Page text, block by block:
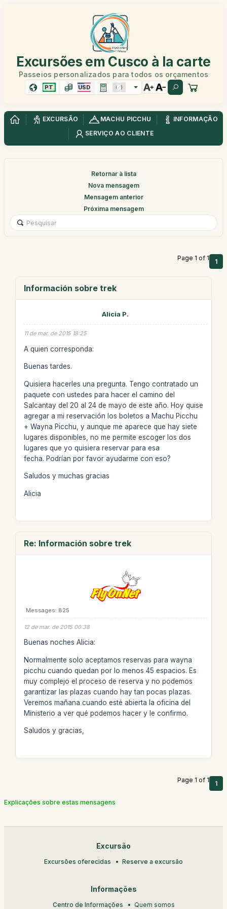
Excursões em Cusco à la carte
Passeios personalizados para todos os orçamentos
PT USD
EXCURSÃO MACHU PICCHU
INFORMAÇÃO
SERVIÇO AO CLIENTE
Retornar à lista
Nova mensagem
Mensagem anterior
Próxima mensagem
Page 1 of 1 1
Información sobre trek
Alicia P.
11 de mar. de 2015 18:25
A quien corresponda:
Buenas tardes.
Quisiera hacerles una pregunta. Tengo contratado un
paquete con ustedes para hacer el camino del
Salcantay del 20 al 24 de mayo de este año. Hoy quise
agregar a mi reservación los boletos a Machu Picchu
+ Wayna Picchu, y aunque me aparece que hay siete
lugares disponibles, no me permite escoger los dos
lugares que yo quisiera reservar para esa
fecha. Podrían por favor ayudarme con eso?
Saludos y muchas gracias
Alicia
Re: Información sobre trek
Messages: 825
12 de mar. de 2015 00:38
Buenas noches Alicia:
Normalmente solo aceptamos reservas para wayna
picchu cuando quedan por lo menos 45 espacios. Es
muy complejo el proceso de reserva y no podemos
garantizar las plazas cuando hay tan pocas plazas.
Veremos mañana cuando esté abierta la oficina del
Ministerio a ver qué podemos hacer y le confirmo.
Saludos y gracias,
Page 1 of 1 1
Explicações sobre estas mensagens
Excursão
Excursões oferecidas Reserve a excursão
Informações
Centro de Informações Quem somos